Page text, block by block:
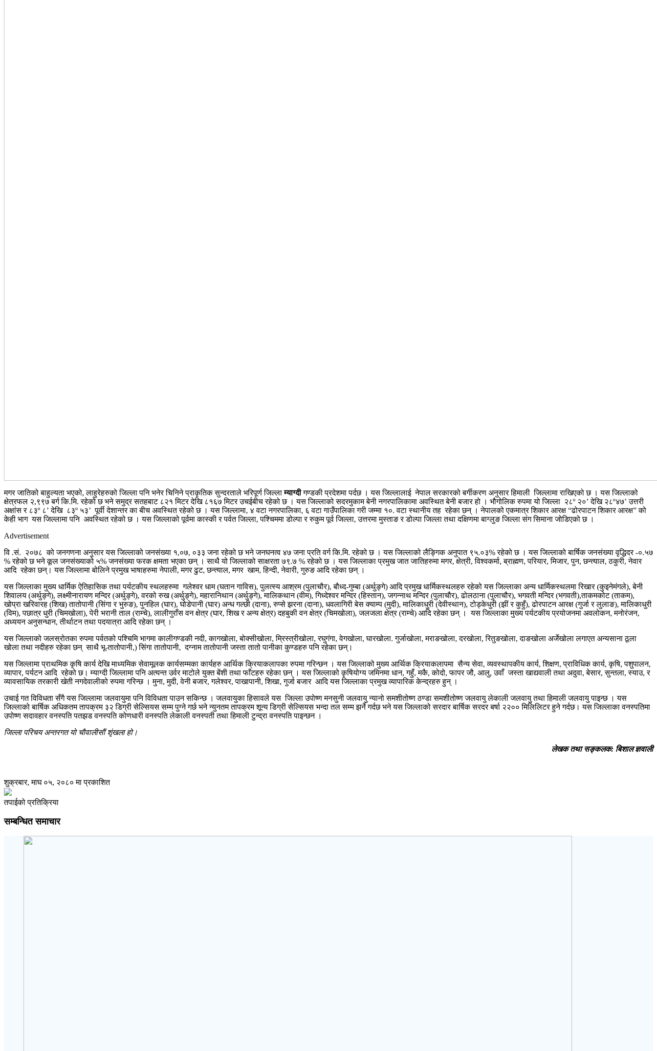
मगर जातिको बाहुल्यता भएको, लाहुरेहरुको जिल्ला पनि भनेर चिनिने प्राकृतिक सुन्दरताले भरिपूर्ण जिल्लाम्याग्दीगण्डकी प्रदेशमा पर्दछ । यस जिल्लालाई नेपाल सरकारको बर्गीकरण अनुसार हिमाली जिल्लामा राखिएको छ । यस जिल्लाको
क्षेत्रफल २,९९७ बर्ग कि.मि. रहेको छ भने समुद्र सतहबाट ८२१ मिटर देखि ८१६७ मिटर उचईबीच रहेको छ । यस जिल्लाको सदरमुकाम बेनी नगरपालिकामा अवस्थित बेनी बजार हो । भौगोलिक रुपमा यो जिल्ला २८º २०’ देखि २८º४७’ उत्तरी
अक्षांस र ८३º ८’ देखि ८३º ५३’ पूर्वी देशान्तर का बीच अवस्थित रहेको छ । यस जिल्लामा, ४ वटा नगरपालिका, ६ वटा गाउँपालिका गरी जम्मा १०. वटा स्थानीय तह रहेका छन् । नेपालको एकमात्र शिकार आरक्ष “ढोरपाटन शिकार आरक्ष” को
केही भाग यस जिल्लामा पनि अवस्थित रहेको छ । यस जिल्लाको पूर्वमा कास्की र पर्वत जिल्ला, पश्चिममा डोल्पा र रुकुम पूर्व जिल्ला, उत्तरमा मुस्ताङ र डोल्पा जिल्ला तथा दक्षिणमा बाग्लुङ जिल्ला संग सिमाना जोडिएको छ ।
Advertisement
वि .सं. २०७८ को जनगणना अनुसार यस जिल्लाको जनसंख्या १,०७, ०३३ जना रहेको छ भने जनघनत्व ४७ जना प्रति वर्ग कि.मि. रहेको छ । यस जिल्लाको लैङ्गिक अनुपात ९५.०३% रहेको छ । यस जिल्लाको बार्षिक जनसंख्या वृद्धिदर -०.५७
% रहेको छ भने कूल जनसंख्याको ५% जनसंख्या फरक क्षमता भएका छन् । साथै यो जिल्लाको साक्षरता ७९.७ % रहेको छ । यस जिल्लाका प्रमुख जात जातिहरुमा मगर, क्षेत्री, विश्वकर्मा, ब्राह्मण, परियार, मिजार, पुन, छन्त्याल, ठकुरी, नेवार
आदि रहेका छन्। यस जिल्लामा बोलिने प्रमुख भाषाहरुमा नेपाली, मगर ढुट, छन्त्याल, मगर खाम, हिन्दी, नेवारी, गुरुङ आदि रहेका छन् ।
यस जिल्लाका मुख्य धार्मिक ऐतिहासिक तथा पर्यटकीय स्थलहरुमा गलेश्वर धाम (घतान गाविस), पुलत्स्य आश्रम (पुलाचौर), बौध्द-गुम्बा (अर्थुङ्गे) आदि प्रमुख धार्मिकस्थलहरु रहेको यस जिल्लाका अन्य धार्मिकस्थलमा रिखार (कुइनेमंगले), बेनी
शिवालय (अर्थुङ्गे), लक्ष्मीनारायण मन्दिर (अर्थुङ्गे), वरको रुख (अर्थुङ्गे), महारानिथान (अर्थुङ्गे), मालिकथान (वीम), गिध्देश्वर मन्दिर (हिस्तान), जगन्नाथ मन्दिर (पुलाचौर), ढोलठाना (पुलाचौर), भगवती मन्दिर (भगवती),ताकमकोट (ताकम),
खोप्रा खरिवारह (शिख) तातोपानी (सिंगा र भुरुङ), पुनहिल (घार), घोडेपानी (घार) अन्ध गल्छी (दाना), रुप्से झरना (दाना), धवलागिरी बेस क्याम्प (मुदी), मालिकाधुरी (देवीस्थान), टोड्केधुरी (झीं र कुहुँ), ढोरपाटन आरक्ष (गुर्जा र लुलाङ), मालिकाधुरी
(विम), पछात्र धुरी (चिमखोला), पेरी भरानी ताल (राम्चे), लालीगुराँस वन क्षेत्र (घार, शिख र अन्य क्षेत्र) दहबुकी वन क्षेत्र (चिमखोला), जलजला क्षेत्र (राम्चे) आदि रहेका छन् । यस जिल्लाका मुख्य पर्यटकीय प्रयोजनमा अवलोकन, मनोरंजन,
अध्ययन अनुसन्धान, तीर्थाटन तथा पदयात्रा आदि रहेका छन् ।
यस जिल्लाको जलस्रोतका रुपमा पर्वतको पश्चिमि भागमा कालीगण्डकी नदी, कागखोला, बोक्सीखोला, म्रिस्त्रीखोला, रघुगंगा, वेगखोला, घारखोला. गुर्जाखोला, मराङखोला, दरखोला, रितुङखोला, दाङखोला अर्जेखोला लगाएत अन्यसाना ठूला
खोला तथा नदीहरु रहेका छन् साथै भू-तातोपानी,) सिंगा तातोपानी, दग्नाम तातोपानी जस्ता तातो पानीका कुण्डहरु पनि रहेका छन्।
यस जिल्लामा प्राथमिक कृषि कार्य देखि माध्यमिक सेवामूलक कार्यसम्मका कार्यहरु आर्थिक क्रियाकलापका रुपमा गरिन्छन । यस जिल्लाको मुख्य आर्थिक क्रियाकलापमा सैन्य सेवा, व्यवस्थापकीय कार्य, शिक्षण, प्राविधिक कार्य, कृषि, पशुपालन,
व्यापार, पर्यटन आदि रहेको छ। म्याग्दी जिल्लामा पनि अत्यन्त उर्वर माटोले युक्त बेंशी तथा फाँटहरु रहेका छन् । यस जिल्लाको कृषियोग्य जमिनमा धान, गहुँ, मकै, कोदो, फापर जौ, आलु, उवाँ जस्ता खाद्यवाली तथा अदुवा, बेसार, सुन्तला, स्याउ, र
व्यावसायिक तरकारी खेती नगदेवालीको रुपमा गरिन्छ । मुना, मुदी, वेनी बजार, गलेश्वर, पाखापानी, शिखा, गुर्जा बजार आदि यस जिल्लाका प्रमुख व्यापारिक केन्द्रहरु हुन् ।
उचाई गत विविधता सँगै यस जिल्लामा जलवायुमा पनि विविधता पाउन सकिन्छ । जलवायुका हिसावले यस जिल्ला उपोष्ण मनसुनी जलवायु न्यानो समशीतोष्ण ठण्डा समशीतोष्ण जलवायु लेकाली जलवायु तथा हिमाली जलवायु पाइन्छ । यस
जिल्लाको बार्षिक अधिकतम तापक्रम ३२ डिग्री सेल्सियस सम्म पुग्ने गर्छ भने न्युनतम तापक्रम शून्य डिग्री सेल्सियस भन्दा तल सम्म झर्ने गर्दछ भने यस जिल्लाको सरदार बार्षिक सरदर बर्षा २२०० मिलिलिटर हुने गर्दछ। यस जिल्लाका वनस्पतिमा
उपोष्ण सदावहार वनस्पति पतझड वनस्पति कोणधारी वनस्पति लेकाली वनस्पती तथा हिमाली टुन्द्रा वनस्पति पाइन्छन ।
जिल्ला परिचय अन्तरगत योचौवालीसौंशृंखला हो।
लेखक तथा सङ्कलक: बिशाल ज्ञवाली
शुक्रबार, माघ ०५, २०८० मा प्रकाशित
तपाईको प्रतिक्रिया
सम्बन्धित समाचार